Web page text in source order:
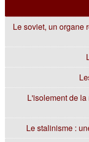
Le soviet, un organe
L'isolement de
Le stalinisme :